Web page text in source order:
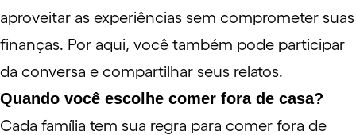
aproveitar as experiências sem comprometer suas
finanças. Por aqui, você também pode participar
da conversa e compartilhar seus relatos.
Quando você escolhe comer fora de casa?
Cada família tem sua regra para comer fora de